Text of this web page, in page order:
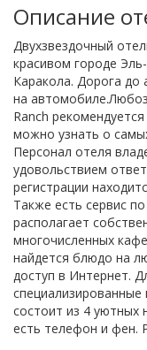
Описание
Двухзвездочный
красивом городе
Каракола. Дорога до
на
Ranch
можно узнать о
Персонал отеля
удовольствием
регистрации
Также есть сервис
располагает
многочисленных
найдется блюдо на
доступ в Интернет.
специализированные
состоит из 4 уютных
есть телефон и фен.